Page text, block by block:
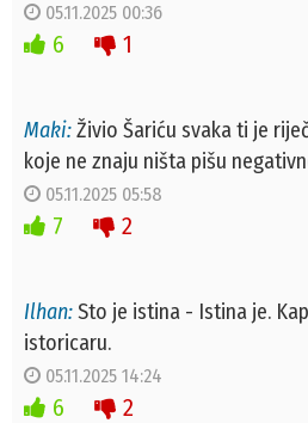
05.11.2025 00:36
6 1
Maki:Živio Šariću svaka ti je
koje ne znaju ništa pišu
05.11.2025 05:58
7 2
Ilhan:Sto je istina - Istina je.
istoricaru.
05.11.2025 14:24
6 2